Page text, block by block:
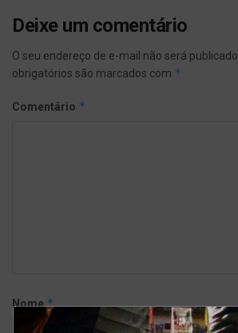
Deixe um comentário
O seu endereço de e-mail não será publicado.
obrigatórios são marcados com *
Comentário *
Nome*